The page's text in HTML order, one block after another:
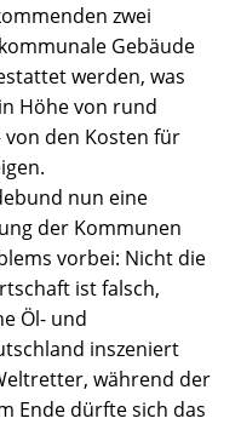
zwei
Gebäude
werden, was
Höhe von rund
von den Kosten für
nun eine
der Kommunen
vorbei: Nicht die
ist falsch,
Öl- und
inszeniert
während der
Ende dürfte sich das